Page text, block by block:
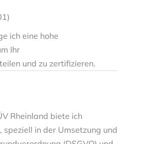
ich eine hohe
Ihr
und zu zertifizieren.
Rheinland biete ich
in der Umsetzung und